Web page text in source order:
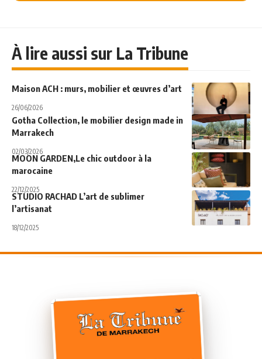
À lire aussi sur La Tribune
Maison ACH : murs, mobilier et œuvres d’art
26/06/2026
Gotha Collection, le mobilier design made in
Marrakech
02/03/2026
MOON GARDEN,Le chic outdoor à la
marocaine
22/12/2025
STUDIO RACHAD L’art de sublimer
l’artisanat
18/12/2025